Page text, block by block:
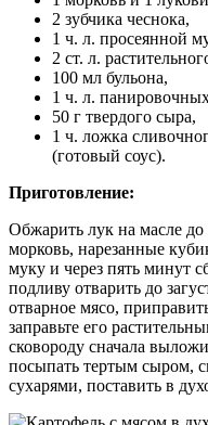
2 зубчика чеснока,
1 ч. л. просеянной
2 ст. л.
100 мл бульона,
1 ч. л.
50 г твердого сыра,
1 ч. ложка
(готовый соус).
Приготовление:
Обжарить лук на масле до
морковь, нарезанные
муку и через пять минут
подливу отварить до
отварное мясо,
заправьте его
сковороду сначала
посыпать тертым сыром,
сухарями, поставить в